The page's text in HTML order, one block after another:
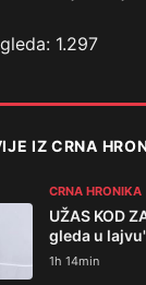
1.297
IZ CRNA
CRNA HRONIKA
UŽAS KOD
gleda u
1h 14min